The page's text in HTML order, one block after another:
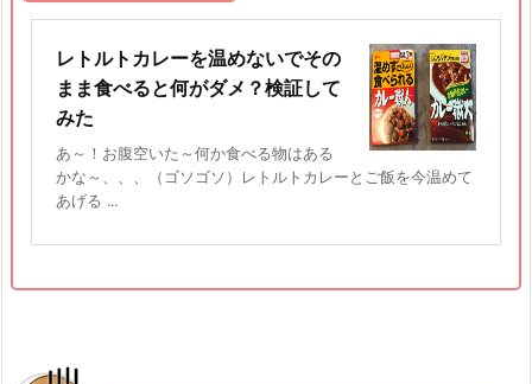
レトルトカレーを温めないでその
まま食べると何がダメ？検証して
みた
あ～！お腹空いた～何か食べる物はある
かな～、、、（ゴソゴソ）レトルトカレーとご飯を今温めて
あげる ...